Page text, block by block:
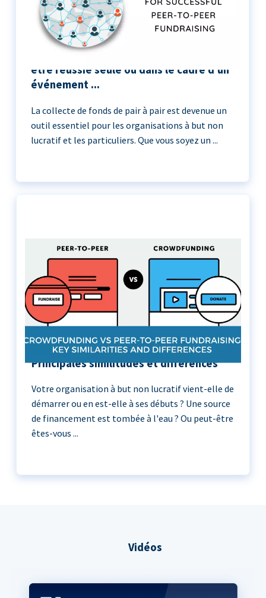
La collecte de fonds entre pairs peut
être réussie seule ou dans le cadre d'un
événement ...
La collecte de fonds de pair à pair est devenue un
outil essentiel pour les organisations à but non
lucratif et les particuliers. Que vous soyez un ...
Crowdfunding vs Peer-to-Peer :
Principales similitudes et différences
Votre organisation à but non lucratif vient-elle de
démarrer ou en est-elle à ses débuts ? Une source
de financement est tombée à l'eau ? Ou peut-être
êtes-vous ...
Vidéos